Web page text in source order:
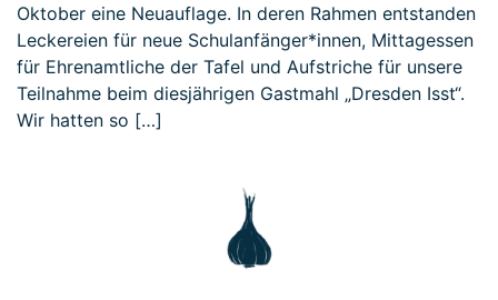
Oktober eine Neuauflage. In deren Rahmen entstanden
Leckereien für neue Schulanfänger*innen, Mittagessen
für Ehrenamtliche der Tafel und Aufstriche für unsere
Teilnahme beim diesjährigen Gastmahl „Dresden Isst“.
Wir hatten so […]